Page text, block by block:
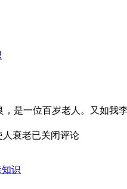
是一位百岁老人。又如我
人衰老已关闭评论
识